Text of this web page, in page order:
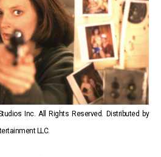
Inc. All Rights Reserved. Distributed by
LLC.